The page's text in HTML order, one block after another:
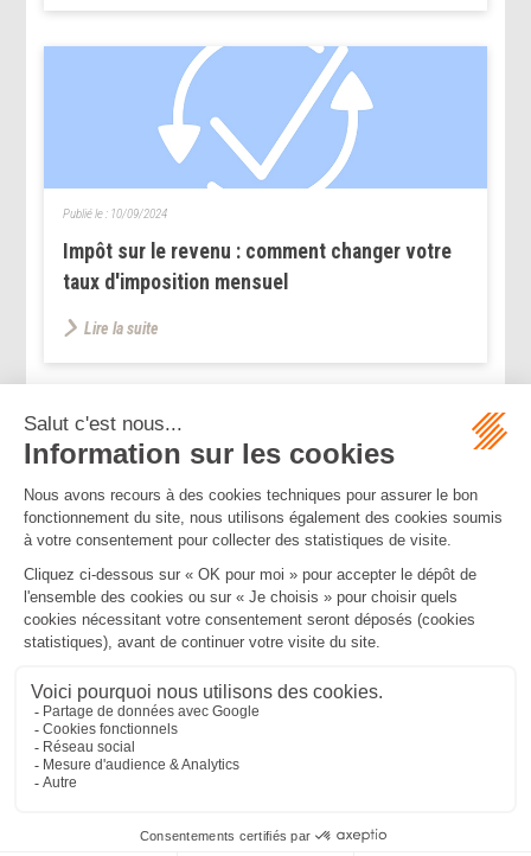
Impôt sur le revenu : comment changer votre
taux d'imposition mensuel
Publié le : 10/09/2024
Lire la suite
<< < ...
>>
Mentions légalesPolitique de confidentialitéPolitique de cookies
Plan du site
MBA ET ASSOCIÉS
235 Rue Helene Boucher, 34170 CASTELNAU LE LEZ
Bureau secondaire à Cannes